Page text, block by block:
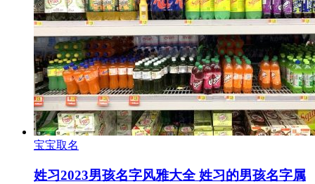
宝宝取名
姓习2023男孩名字风雅大全 姓习的男孩名字属